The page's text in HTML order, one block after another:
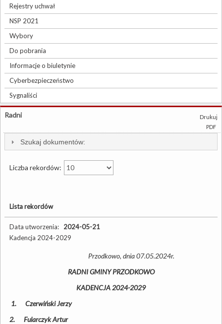
Rejestry uchwał
NSP 2021
Wybory
Do pobrania
Informacje o biuletynie
Cyberbezpieczeństwo
Sygnaliści
Drukuj
PDF
Radni
Szukaj dokumentów:
Liczba rekordów:
Lista rekordów
Data utworzenia: 2024-05-21
Kadencja 2024-2029
Przodkowo, dnia 07.05.2024r.
RADNI GMINY PRZODKOWO
KADENCJA 2024-2029
1. Czerwiński Jerzy
2. Fularczyk Artur